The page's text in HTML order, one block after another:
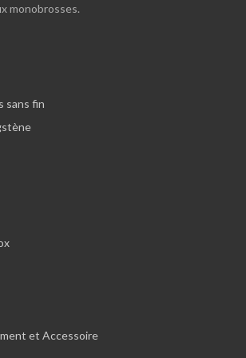
monobrosses.
sans fin
et Accessoire